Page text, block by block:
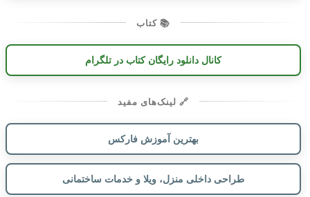
📚 کتاب
کانال دانلود رایگان کتاب در تلگرام
🔗 لینک‌های مفید
بهترین آموزش فارکس
طراحی داخلی منزل، ویلا و خدمات ساختمانی